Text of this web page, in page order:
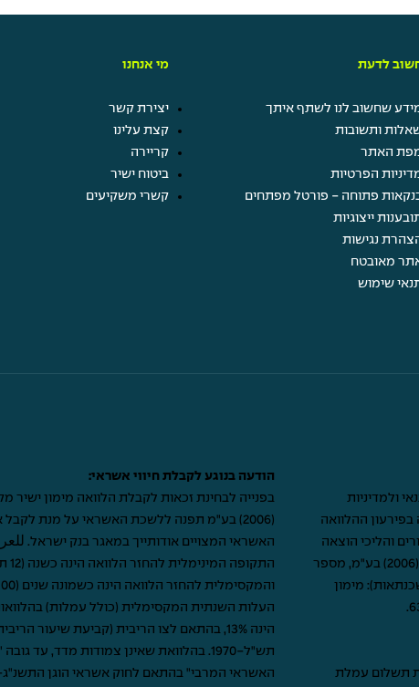
לדעת
שחשוב לנו לשתף איתך
ותשובות
האתר
הפרטיות
פתוחה - פורטל מפתחים
ייצוגיות
נגישות
מאובטח
שימוש
מי אנחנו
יצירת קשר
קצת עלינו
קריירה
ביטוח ישיר
קשרי משקיעים
ולמדיניות
ההלוואה
והליכי הוצאה
לפועל. הגורם המממן: מימון ישיר מקבוצת ישיר (2006) בע"מ, מספר
(משכנתאות): מימון
תשלום עמלת
הודעה בנוגע לקבלת חיווי אשראי:
בפנייה לבחינת זכאות לקבלת הלוואה מימון ישיר
(2006) בע"מ תפנה ללשכת האשראי על מנת לקבל
האשראי המצויים אודותייך במאגר בנק ישראל.
העלות השנתית המקסימלית (כולל עמלות)
הינה 13%, בהתאם לצו הריבית (קביעת שיעור
תש"ל-1970. בהלוואת שאינן צמודות מדד, עד